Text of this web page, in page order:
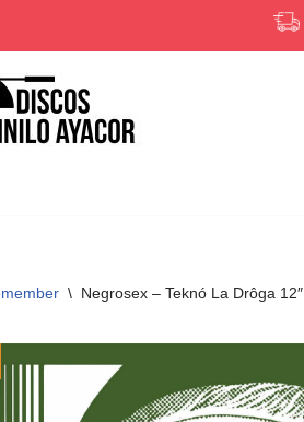
\ Negrosex – Teknó La Drôga 12″